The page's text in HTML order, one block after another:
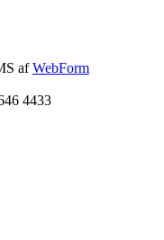
afWebForm
4433